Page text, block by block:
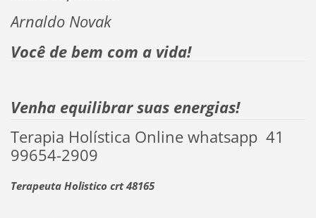
Arnaldo Novak
Você de bem com a vida!
Venha equilibrar suas energias!
Terapia Holística Online whatsapp 41
99654-2909
Terapeuta Holistico crt 48165